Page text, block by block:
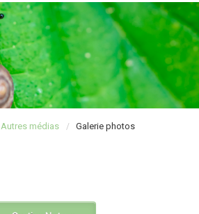
Autres médias Galerie photos